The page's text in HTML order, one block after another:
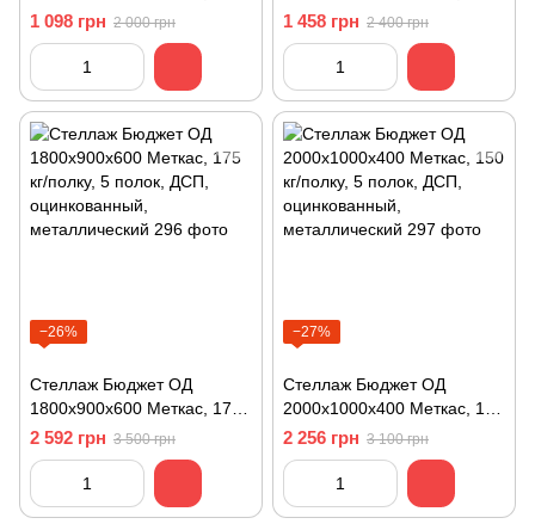
кг/полку, 4 полки,
крашенный, металлический
1 098 грн 2 000 грн
кг/полку, 5 полок,
крашенный, металлический
1 458 грн 2 400 грн
−26%
Стеллаж Бюджет ОД
1800х900х600 Меткас, 175
кг/полку, 5 полок, ДСП,
оцинкованный,
металлический
2 592 грн 3 500 грн
−27%
Стеллаж Бюджет ОД
2000х1000х400 Меткас, 150
кг/полку, 5 полок, ДСП,
оцинкованный,
металлический
2 256 грн 3 100 грн